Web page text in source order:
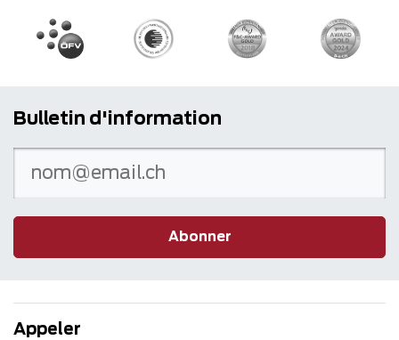
Bulletin d'information
Abonner
Appeler